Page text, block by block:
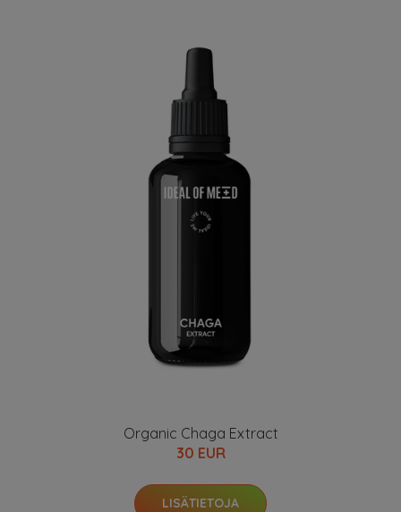
Organic Chaga Extract
30 EUR
LISÄTIETOJA